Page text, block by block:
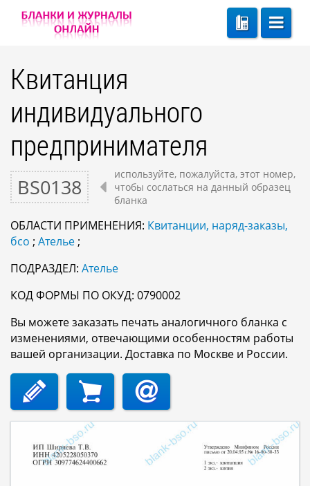
Квитанция
индивидуального
предпринимателя
BS0138
используйте, пожалуйста, этот номер,
чтобы сослаться на данный образец
бланка
ОБЛАСТИ ПРИМЕНЕНИЯ: Квитанции, наряд-заказы,
бсо ; Ателье ;
ПОДРАЗДЕЛ: Ателье
КОД ФОРМЫ ПО ОКУД: 0790002
Вы можете заказать печать аналогичного бланка с
изменениями, отвечающими особенностям работы
вашей организации. Доставка по Москве и России.